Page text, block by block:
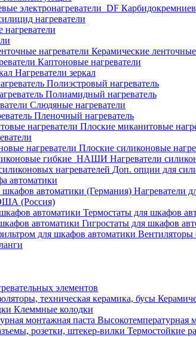
нагреватели
Керамические
Каптоновые нагреватели
Нагреватели зеркал
Полиэстровый нагреватель
Полиамидный нагреватель
Слюдяные нагреватели
Пленочный нагреватель
Плоские миканитовые
Плоские силиконовые
Нагреватели
Доп. опции для
автоматики
Нагреватели
(Россия)
Термостаты для шкафов
Гигростаты для шкафов
Вентиляторы
элементов
Клеммные колодки
Высокотемпературная
Термостойкие